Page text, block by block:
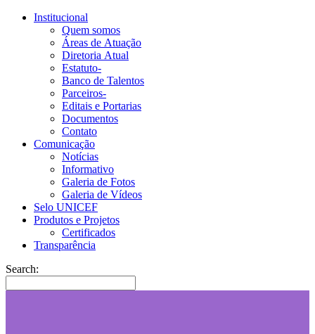
Institucional
Quem somos
Áreas de Atuação
Diretoria Atual
Estatuto-
Banco de Talentos
Parceiros-
Editais e Portarias
Documentos
Contato
Comunicação
Notícias
Informativo
Galeria de Fotos
Galeria de Vídeos
Selo UNICEF
Produtos e Projetos
Certificados
Transparência
Search: